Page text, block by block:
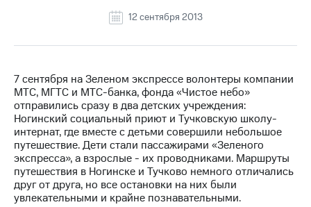
информация
Медиа-центр
Пресс-
релизы
МТС
о технологиях
Достижения
Интервью
12 сентября 2013
7 сентября на Зеленом экспрессе волонтеры компании
МТС, МГТС и МТС-банка, фонда «Чистое небо»
отправились сразу в два детских учреждения:
Ногинский социальный приют и Тучковскую школу-
интернат, где вместе с детьми совершили небольшое
путешествие. Дети стали пассажирами «Зеленого
экспресса», а взрослые - их проводниками. Маршруты
путешествия в Ногинске и Тучково немного отличались
друг от друга, но все остановки на них были
увлекательными и крайне познавательными.